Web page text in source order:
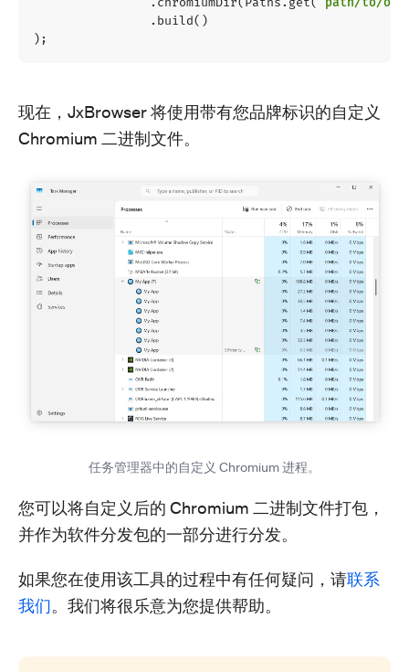
. build()
);
现在，JxBrowser 将使用带有您品牌标识的自定义
Chromium 二进制文件。
任务管理器中的自定义 Chromium 进程。
您可以将自定义后的 Chromium 二进制文件打包，
并作为软件分发包的一部分进行分发。
如果您在使用该工具的过程中有任何疑问，请联系
我们。我们将很乐意为您提供帮助。